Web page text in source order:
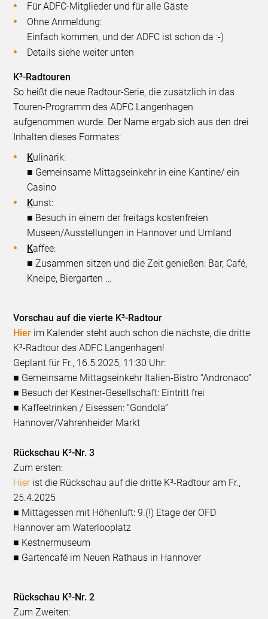
Für ADFC-Mitglieder und für alle Gäste
Ohne Anmeldung:
Einfach kommen, und der ADFC ist schon da :-)
Details siehe weiter unten
K³-Radtouren
So heißt die neue Radtour-Serie, die zusätzlich in das
Touren-Programm des ADFC Langenhagen
aufgenommen wurde. Der Name ergab sich aus den drei
Inhalten dieses Formates:
Kulinarik:
■ Gemeinsame Mittagseinkehr in eine Kantine/ ein
Casino
Kunst:
■ Besuch in einem der freitags kostenfreien
Museen/Ausstellungen in Hannover und Umland
Kaffee:
■ Zusammen sitzen und die Zeit genießen: Bar, Café,
Kneipe, Biergarten …
Vorschau auf die vierte K³-Radtour
Hier im Kalender steht auch schon die nächste, die dritte
K³-Radtour des ADFC Langenhagen!
Geplant für Fr., 16.5.2025, 11:30 Uhr:
■ Gemeinsame Mittagseinkehr Italien-Bistro “Andronaco”
■ Besuch der Kestner-Gesellschaft: Eintritt frei
■ Kaffeetrinken / Eisessen: “Gondola”
Hannover/Vahrenheider Markt
Rückschau K³-Nr. 3
Zum ersten:
Hierist die Rückschau auf die dritte K³-Radtour am Fr.,
25.4.2025
■ Mittagessen mit Höhenluft: 9.(!) Etage der OFD
Hannover am Waterlooplatz
■ Kestnermuseum
■ Gartencafé im Neuen Rathaus in Hannover
Rückschau K³-Nr. 2
Zum Zweiten: